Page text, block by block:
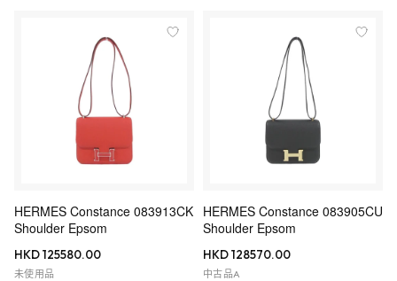
HERMES Constance 083913CK
Shoulder Epsom
HKD 125580.00
未使用品
HERMES Constance 083905CU
Shoulder Epsom
HKD 128570.00
中古品A